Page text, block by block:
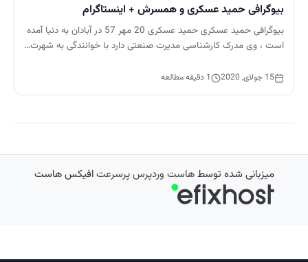
بیوگرافی حمید عسکری و همسرش + اینستاگرام
بیوگرافی حمید عسکری حمید عسکری 20 مهر 57 در آبادان به دنیا آمده
است ، وی مدرک کارشناسی مدیرت صنعتی دارد با خوانندگی به شهرت…
15 جولای, 2020 1 دقیقه مطالعه
میزبانی شده توسطهاست وردپرس پرسرعتافیکس هاست